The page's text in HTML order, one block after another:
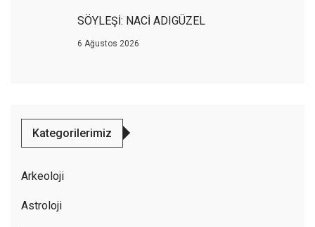
SÖYLEŞİ: NACİ ADIGÜZEL
6 Ağustos 2026
Kategorilerimiz
Arkeoloji
Astroloji